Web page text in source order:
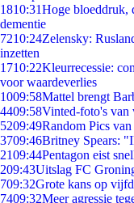
1810:31Hoge bloeddruk,
dementie
7210:24Zelensky:
inzetten
1710:22Kleurrecessie:
voor waardeverlies
1009:58Mattel brengt
4409:58Vinted-foto's van
5209:49Random Pics
3709:46Britney Spears:
2109:44Pentagon eist
209:43Uitslag FC
709:32Grote kans op
7409:32Meer agressie